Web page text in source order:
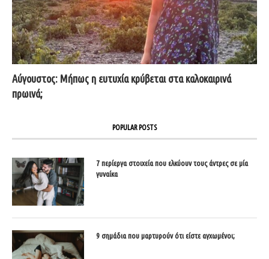
Αύγουστος: Μήπως η ευτυχία κρύβεται στα καλοκαιρινά
πρωινά;
POPULAR POSTS
7 περίεργα στοιχεία που ελκύουν τους άντρες σε μία
γυναίκα
9 σημάδια που μαρτυρούν ότι είστε αγχωμένοι;